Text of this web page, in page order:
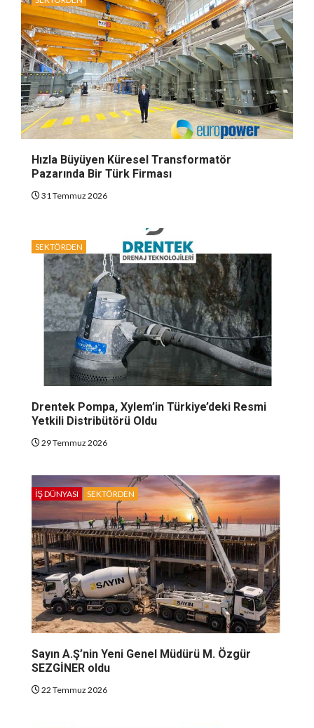
Hızla Büyüyen Küresel Transformatör
Pazarında Bir Türk Firması
31 Temmuz 2026
SEKTÖRDEN
Drentek Pompa, Xylem’in Türkiye’deki Resmi
Yetkili Distribütörü Oldu
29 Temmuz 2026
İŞ DÜNYASI SEKTÖRDEN
Sayın A.Ş’nin Yeni Genel Müdürü M. Özgür
SEZGİNER oldu
22 Temmuz 2026